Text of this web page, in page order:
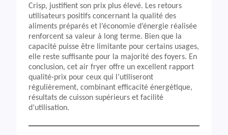
Crisp, justifient son prix plus élevé. Les retours
utilisateurs positifs concernant la qualité des
aliments préparés et l’économie d’énergie réalisée
renforcent sa valeur à long terme. Bien que la
capacité puisse être limitante pour certains usages,
elle reste suffisante pour la majorité des foyers. En
conclusion, cet air fryer offre un excellent rapport
qualité-prix pour ceux qui l’utiliseront
régulièrement, combinant efficacité énergétique,
résultats de cuisson supérieurs et facilité
d’utilisation.